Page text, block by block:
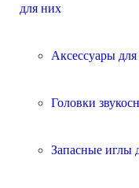
для них
Аксессуары
Головки
Запасные иглы
— балансный
аналогового
все три
в
защитную
меди
—
с медными
сплавом